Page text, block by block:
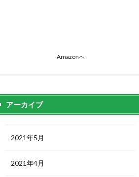
Amazonへ
アーカイブ
2021年5月
2021年4月